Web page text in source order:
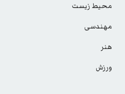
محیط زیست
مهندسی
هنر
ورزش